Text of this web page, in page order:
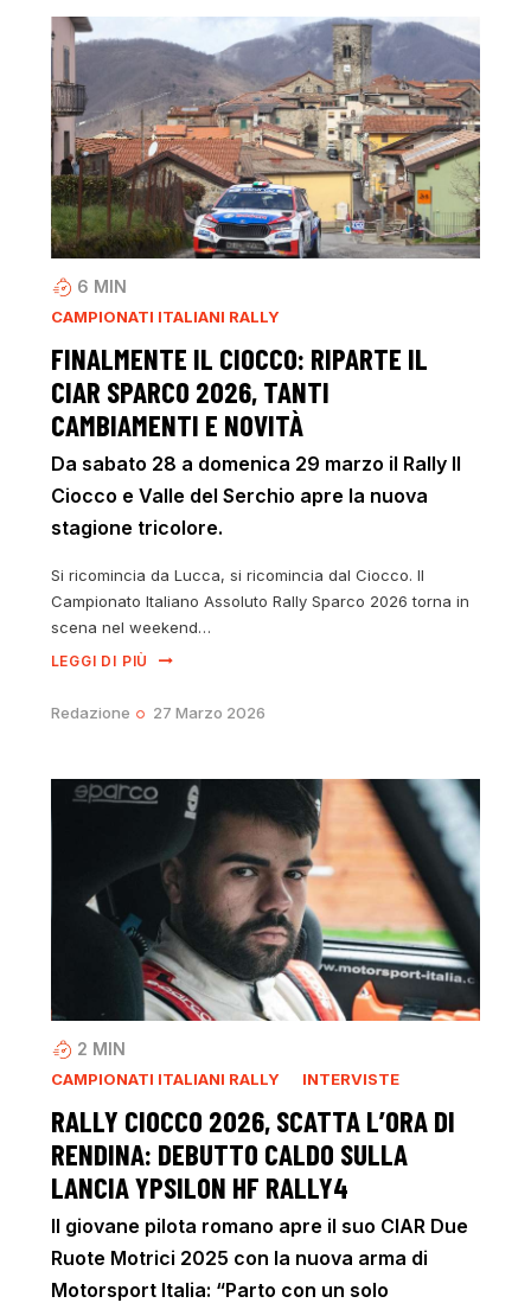
6 MIN
CAMPIONATI ITALIANI RALLY
FINALMENTE IL CIOCCO: RIPARTE IL
CIAR SPARCO 2026, TANTI
CAMBIAMENTI E NOVITÀ
Da sabato 28 a domenica 29 marzo il Rally Il
Ciocco e Valle del Serchio apre la nuova
stagione tricolore.
Si ricomincia da Lucca, si ricomincia dal Ciocco. Il
Campionato Italiano Assoluto Rally Sparco 2026 torna in
scena nel weekend…
LEGGI DI PIÙ
Redazione 27 Marzo 2026
2 MIN
CAMPIONATI ITALIANI RALLY INTERVISTE
RALLY CIOCCO 2026, SCATTA L’ORA DI
RENDINA: DEBUTTO CALDO SULLA
LANCIA YPSILON HF RALLY4
Il giovane pilota romano apre il suo CIAR Due
Ruote Motrici 2025 con la nuova arma di
Motorsport Italia: “Parto con un solo